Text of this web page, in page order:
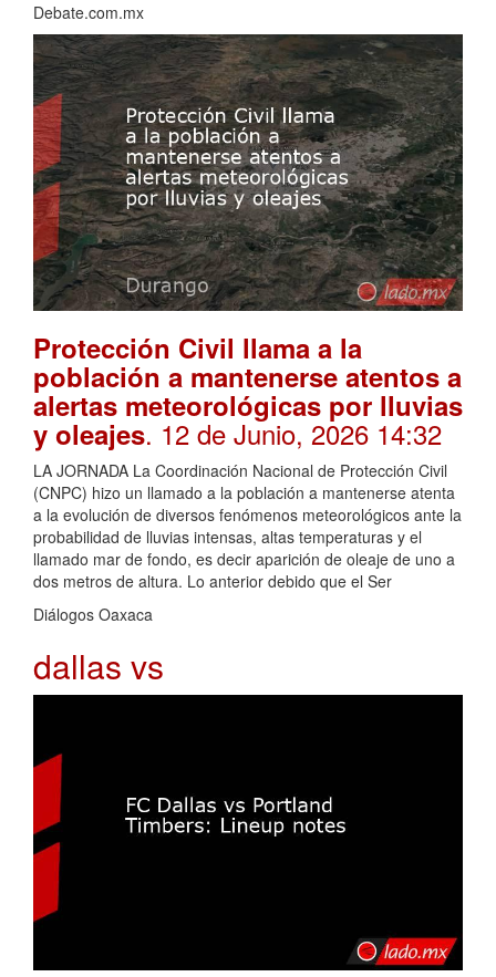
Debate.com.mx
Protección Civil llama a la
población a mantenerse atentos a
alertas meteorológicas por lluvias
y oleajes. 12 de Junio, 2026 14:32
LA JORNADA La Coordinación Nacional de Protección Civil
(CNPC) hizo un llamado a la población a mantenerse atenta
a la evolución de diversos fenómenos meteorológicos ante la
probabilidad de lluvias intensas, altas temperaturas y el
llamado mar de fondo, es decir aparición de oleaje de uno a
dos metros de altura. Lo anterior debido que el Ser
Diálogos Oaxaca
dallas vs